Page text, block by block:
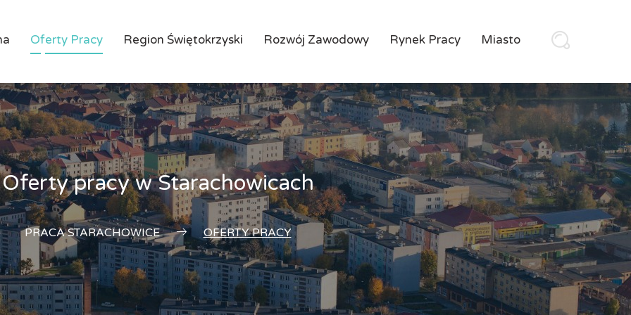
Oferty Pracy Region Świętokrzyski Rozwój Zawodowy Rynek Pracy Miasto
Oferty pracy w Starachowicach
PRACA STARACHOWICE OFERTY PRACY